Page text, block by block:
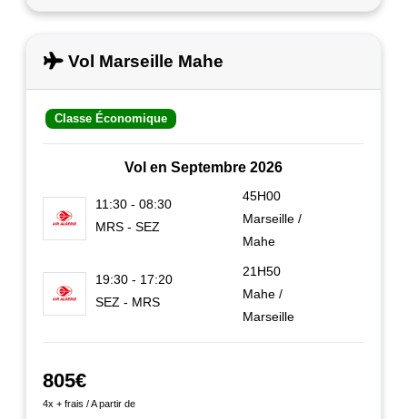
Vol Marseille Mahe
Classe Économique
Vol en Septembre 2026
11:30 - 08:30
MRS - SEZ
45H00
Marseille /
Mahe
19:30 - 17:20
SEZ - MRS
21H50
Mahe /
Marseille
805€
4x + frais / A partir de